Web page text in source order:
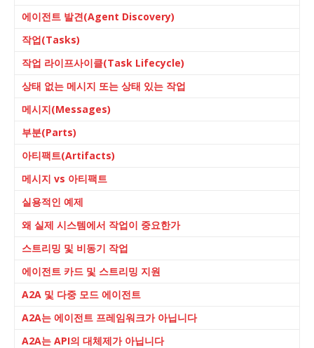
에이전트 발견(Agent Discovery)
작업(Tasks)
작업 라이프사이클(Task Lifecycle)
상태 없는 메시지 또는 상태 있는 작업
메시지(Messages)
부분(Parts)
아티팩트(Artifacts)
메시지 vs 아티팩트
실용적인 예제
왜 실제 시스템에서 작업이 중요한가
스트리밍 및 비동기 작업
에이전트 카드 및 스트리밍 지원
A2A 및 다중 모드 에이전트
A2A는 에이전트 프레임워크가 아닙니다
A2A는 API의 대체제가 아닙니다